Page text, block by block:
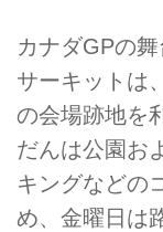
カナダGPの
サーキットは
の会場跡地を
だんは公園お
キングなどの
め、金曜日は